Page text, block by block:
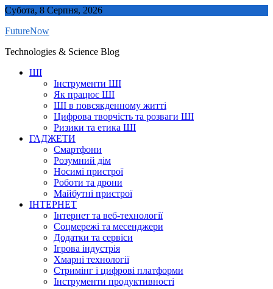
Skip
content
Субота, 8 Серпня, 2026
FutureNow
Technologies & Science Blog
ШІ
Інструменти ШІ
Як працює ШІ
ШІ в повсякденному житті
Цифрова творчість та розваги ШІ
Ризики та етика ШІ
ГАДЖЕТИ
Смартфони
Розумний дім
Носимі пристрої
Роботи та дрони
Майбутні пристрої
ІНТЕРНЕТ
Інтернет та веб-технології
Соцмережі та месенджери
Додатки та сервіси
Ігрова індустрія
Хмарні технології
Стримінг і цифрові платформи
Інструменти продуктивності